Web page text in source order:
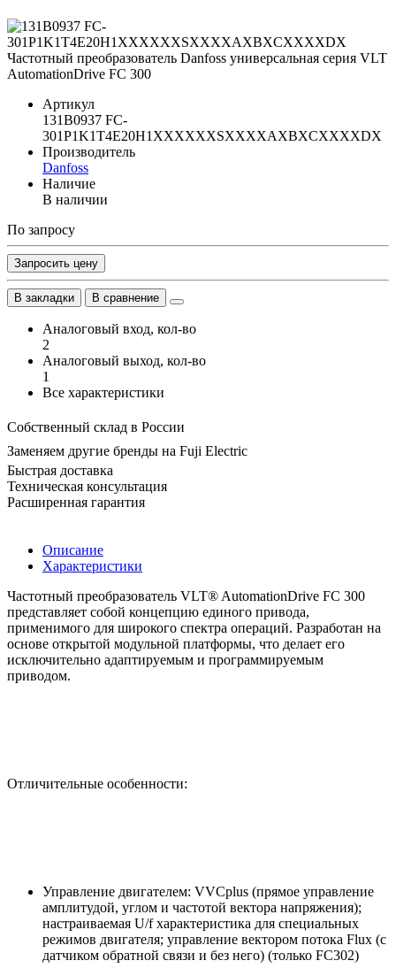
Артикул
131B0937 FC-
301P1K1T4E20H1XXXXXXSXXXXAXBXCXXXXDX
Производитель
Danfoss
Наличие
В наличии
По запросу
Запросить цену
В закладки В сравнение
Аналоговый вход, кол-во
2
Аналоговый выход, кол-во
1
Все характеристики
Собственный склад в России
Заменяем другие бренды на Fuji Electric
Быстрая доставка
Техническая консультация
Расширенная гарантия
Описание
Характеристики
Частотный преобразователь VLT® AutomationDrive FC 300
представляет собой концепцию единого привода,
применимого для широкого спектра операций. Разработан на
основе открытой модульной платформы, что делает его
исключительно адаптируемым и программируемым
приводом.
Отличительные особенности:
Управление двигателем: VVCplus (прямое управление
амплитудой, углом и частотой вектора напряжения);
настраиваемая U/f характеристика для специальных
режимов двигателя; управление вектором потока Flux (с
датчиком обратной связи и без него) (только FC302)